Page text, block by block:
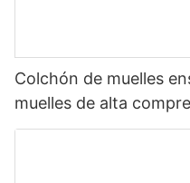
Colchón de muelles
muelles de alta